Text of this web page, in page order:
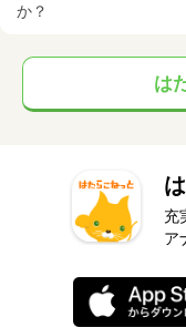
か？
は
充
ア